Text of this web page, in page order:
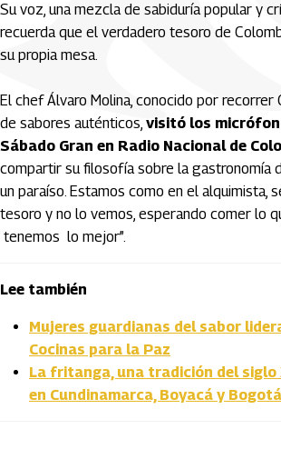
Su voz, una mezcla de sabiduría popular y
recuerda que el verdadero tesoro de
su propia mesa.
El chef Álvaro Molina, conocido por recorrer
de sabores auténticos, visitó los
Sábado Gran en Radio Nacional de
compartir su filosofía sobre la gastronomía
un paraíso. Estamos como en el alquimista,
tesoro y no lo vemos, esperando comer lo
tenemos lo mejor”.
Lee también
Mujeres guardianas del sabor
Cocinas para la Paz
La fritanga, una tradición del siglo
en Cundinamarca, Boyacá y Bogotá